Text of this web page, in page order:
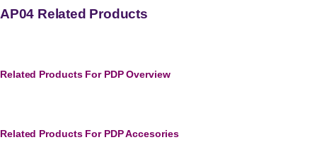
AP04 Related Products
Related Products For PDP Overview
Related Products For PDP Accesories